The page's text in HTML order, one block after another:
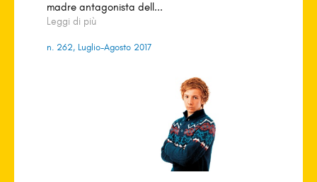
madre antagonista dell...
Leggi di più
n. 262, Luglio-Agosto 2017